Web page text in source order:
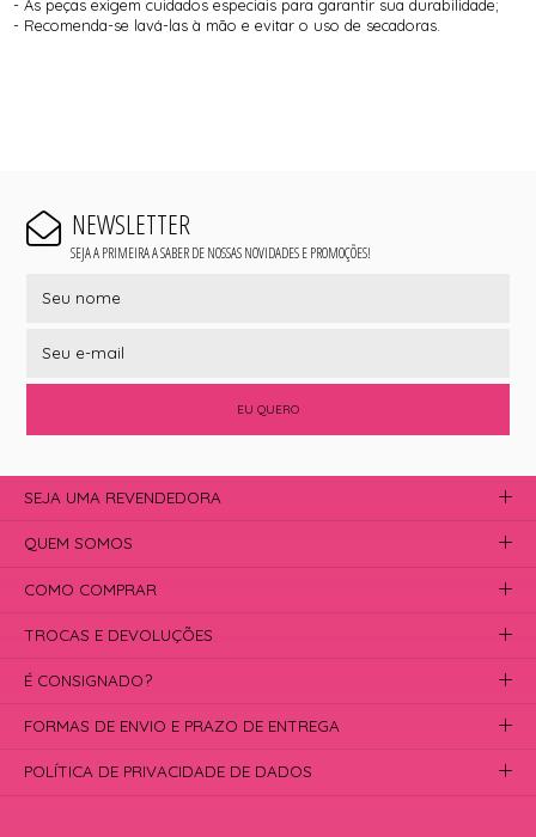
- As peças exigem cuidados especiais para garantir sua durabilidade;
- Recomenda-se lavá-las à mão e evitar o uso de secadoras.
NEWSLETTER
SEJA A PRIMEIRA A SABER DE NOSSAS NOVIDADES E PROMOÇÕES!
EU QUERO
SEJA UMA REVENDEDORA
QUEM SOMOS
COMO COMPRAR
TROCAS E DEVOLUÇÕES
É CONSIGNADO?
FORMAS DE ENVIO E PRAZO DE ENTREGA
POLÍTICA DE PRIVACIDADE DE DADOS